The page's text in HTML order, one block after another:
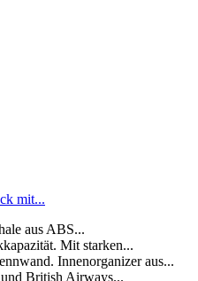
mit...
aus ABS...
Mit starken...
Innenorganizer aus...
und British Airways...